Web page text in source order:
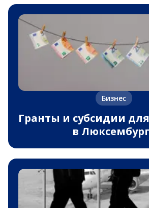
Бизнес
Гранты и субсидии
в